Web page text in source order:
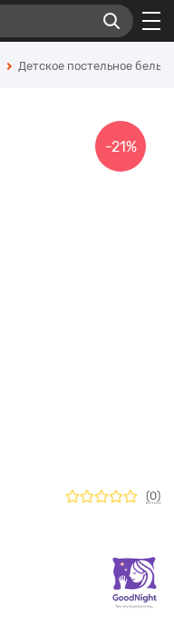
Детское постельное белье
(0)
-21%